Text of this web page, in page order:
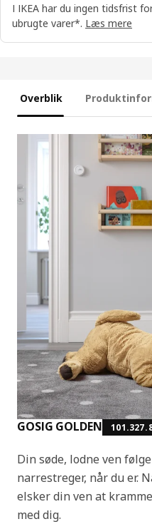
I IKEA har du ingen tidsfrist
ubrugte varer*. Læs mere
Overblik
GOSIG GOLDEN
Din søde, lodne ven
narrestreger, når du er.
elsker din ven at
med dig.